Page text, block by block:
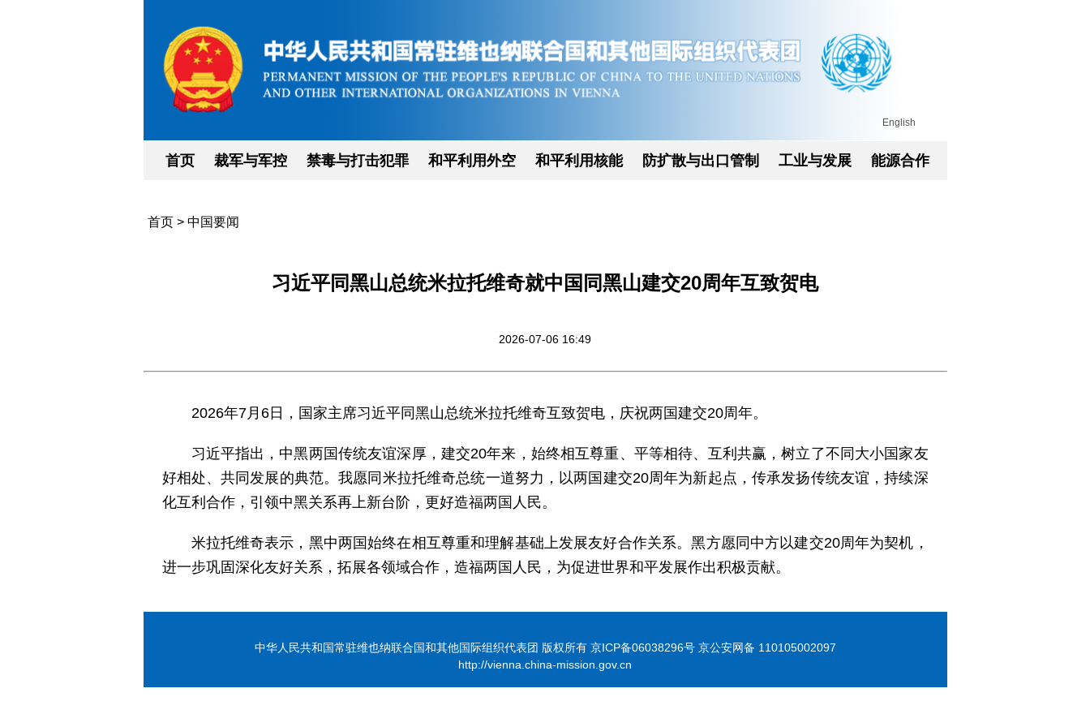
English
首页 裁军与军控 禁毒与打击犯罪 和平利用外空 和平利用核能 防扩散与出口管制 工业与发展 能源合作
首页> 中国要闻
习近平同黑山总统米拉托维奇就中国同黑山建交20周年互致贺电
2026-07-06 16:49
2026年7月6日，国家主席习近平同黑山总统米拉托维奇互致贺电，庆祝两国建交20周年。
习近平指出，中黑两国传统友谊深厚，建交20年来，始终相互尊重、平等相待、互利共赢，树立了不同大小国家友
好相处、共同发展的典范。我愿同米拉托维奇总统一道努力，以两国建交20周年为新起点，传承发扬传统友谊，持续深
化互利合作，引领中黑关系再上新台阶，更好造福两国人民。
米拉托维奇表示，黑中两国始终在相互尊重和理解基础上发展友好合作关系。黑方愿同中方以建交20周年为契机，
进一步巩固深化友好关系，拓展各领域合作，造福两国人民，为促进世界和平发展作出积极贡献。
中华人民共和国常驻维也纳联合国和其他国际组织代表团 版权所有 京ICP备06038296号 京公安网备 110105002097
http://vienna.china-mission.gov.cn